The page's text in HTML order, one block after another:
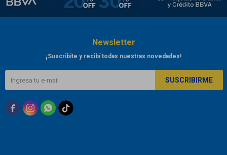
Newsletter
¡Suscribite y recibí todas nuestras novedades!
SUSCRIBIRME
  